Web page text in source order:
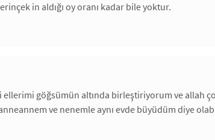
in aldığı oy oranı kadar bile yoktur.
göğsümün altında birleştiriyorum ve allah
ve nenemle aynı evde büyüdüm diye